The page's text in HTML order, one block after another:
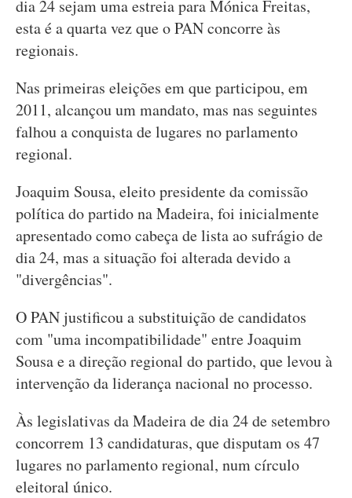
dia 24 sejam uma estreia para Mónica Freitas,
esta é a quarta vez que o PAN concorre às
regionais.
Nas primeiras eleições em que participou, em
2011, alcançou um mandato, mas nas seguintes
falhou a conquista de lugares no parlamento
regional.
Joaquim Sousa, eleito presidente da comissão
política do partido na Madeira, foi inicialmente
apresentado como cabeça de lista ao sufrágio de
dia 24, mas a situação foi alterada devido a
"divergências".
O PAN justificou a substituição de candidatos
com "uma incompatibilidade" entre Joaquim
Sousa e a direção regional do partido, que levou à
intervenção da liderança nacional no processo.
Às legislativas da Madeira de dia 24 de setembro
concorrem 13 candidaturas, que disputam os 47
lugares no parlamento regional, num círculo
eleitoral único.